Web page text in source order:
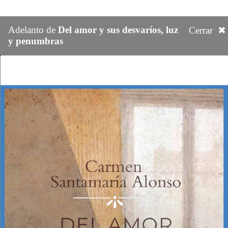
Adelanto de Del amor y sus desvaríos, luz
y penumbras
Cerrar ✖